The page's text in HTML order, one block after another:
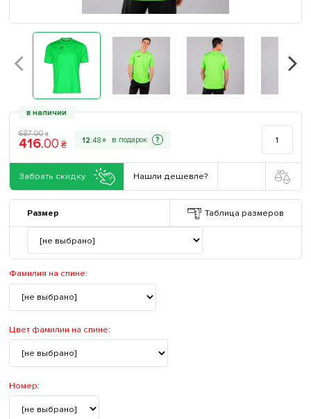
в наличии
687.00 ₴
416.00 ₴ 12.48 ₴ ?
Забрать скидку Нашли дешевле?
Размер Таблица размеров
Фамилия на спине:
Цвет фамилии на спине:
Номер: